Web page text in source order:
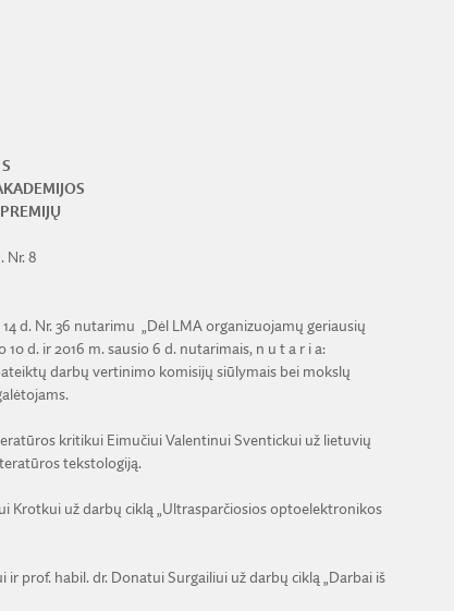
Nr. 8
d. Nr. 36 nutarimu „Dėl LMA organizuojamų geriausių
d. ir 2016 m. sausio 6 d. nutarimais, n u t a r i a:
darbų vertinimo komisijų siūlymais bei mokslų
kritikui Eimučiui Valentinui Sventickui už lietuvių
tekstologiją.
Krotkui už darbų ciklą „Ultrasparčiosios optoelektronikos
prof. habil. dr. Donatui Surgailiui už darbų ciklą „Darbai iš